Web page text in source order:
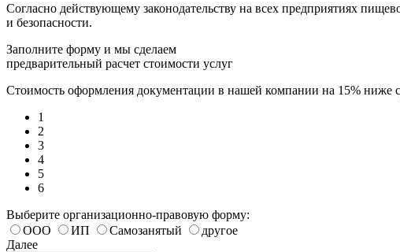
Согласно действующему законодательству на всех предприятиях
и безопасности.
Заполните форму и мы сделаем
предварительный расчет стоимости услуг
Стоимость оформления документации в нашей компании на 15% ниже
1
2
3
4
5
6
Выберите организационно-правовую форму:
ООО
ИП Самозанятый
другое
Далее